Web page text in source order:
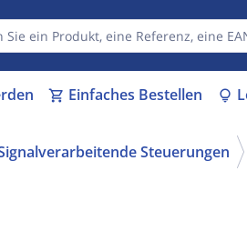
shopping_cart Einfaches Bestellen lightbulb
Steuerungen